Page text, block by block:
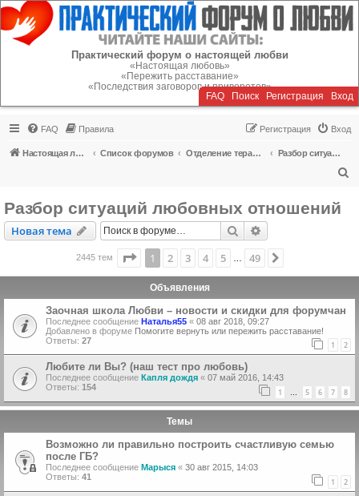
Регистрация
Практический форум о настоящей любви
«Настоящая любовь»
«Пережить расставание»
«Последствия заговоров и приворотов»
FAQ Поиск Регистрация Вход
FAQ Правила Вход
Регистрация
Настоящая любовь Список форумов Отделение терапии
Разбор ситуаций любовных отношений
Разбор ситуаций любовных отношений
Новая тема
Новаятема Поиск
2445 тем Страница из 49
1 2 3 4 5 49
Объявления
Заочная школа Любви – новости и скидки для форумчан
Последнее сообщение Наталья55 « 08 авг 2018, 09:27
Добавлено в форуме Помогите вернуть или пережить расставание!
Ответы: 27 1 2
Любите ли Вы? (наш тест про любовь)
Последнее сообщение Капля дождя « 07 май 2016, 14:43
Ответы: 154 1 … 5 6 7 8
Темы
Возможно ли правильно построить счастливую семью
после ГБ?
Последнее сообщение Марыся « 30 авг 2015, 14:03
Ответы: 41 1 2